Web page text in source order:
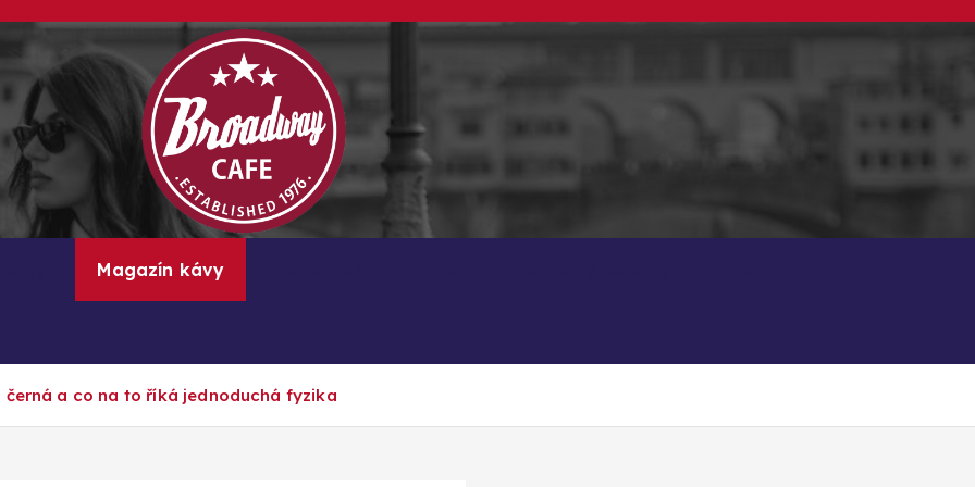
Kávové recepty, lifestyle a trendy inspirace
Magazín kávy
a co na to říká jednoduchá fyzika